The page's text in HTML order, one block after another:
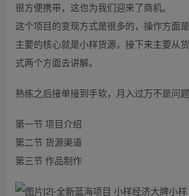
很方便携带，这也为我们迎来了商机。
这个项目的变现方式是很多的，操作方面是
主要的核心就是小样货源，接下来主要从
式两个方面去讲解。
熟练之后接单接到手软，月入过万不是问题
第一节 项目介绍
第二节 货源渠道
第三节 作品制作